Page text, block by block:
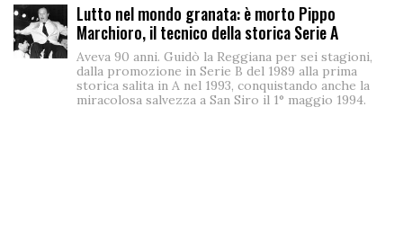
Lutto nel mondo granata: è morto Pippo
Marchioro, il tecnico della storica Serie A
Aveva 90 anni. Guidò la Reggiana per sei stagioni,
dalla promozione in Serie B del 1989 alla prima
storica salita in A nel 1993, conquistando anche la
miracolosa salvezza a San Siro il 1° maggio 1994.